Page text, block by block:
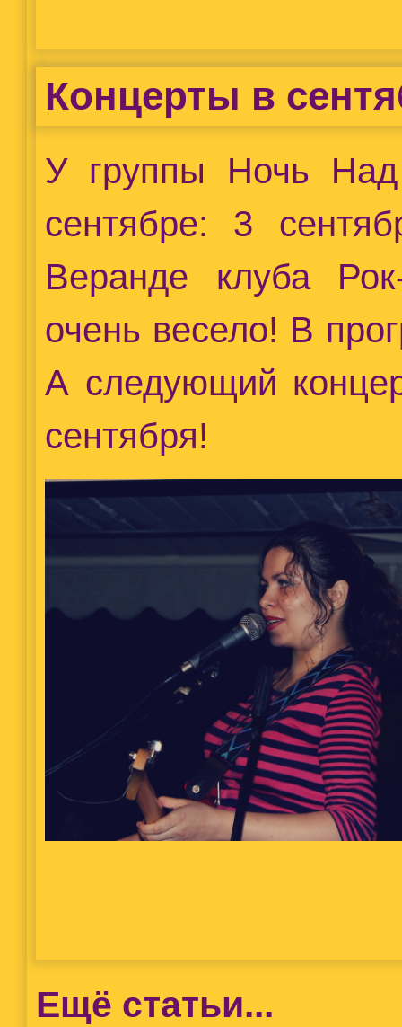
Концерты в
У группы Ночь
сентябре: 3
Веранде клуба
очень весело! В
А следующий
сентября!
Ещё статьи...